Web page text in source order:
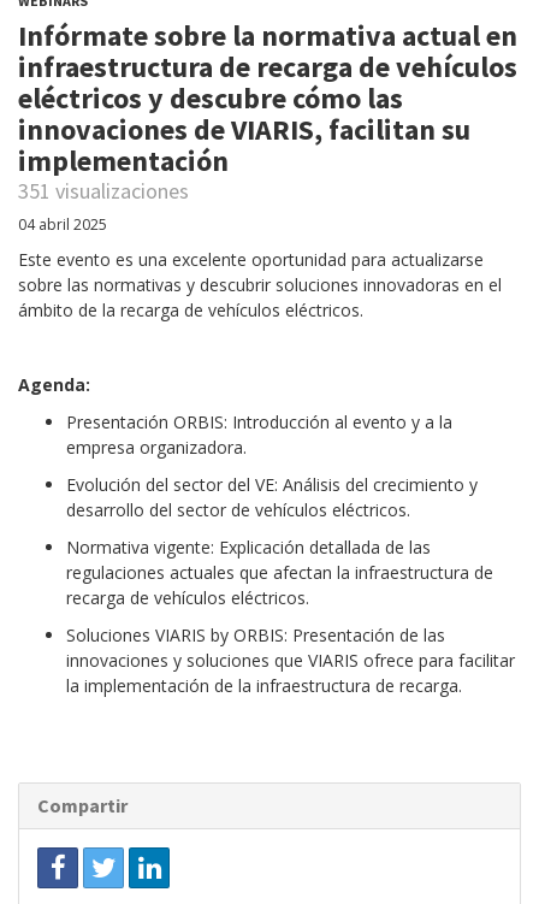
Infórmate sobre la normativa actual en
infraestructura de recarga de vehículos
eléctricos y descubre cómo las
innovaciones de VIARIS, facilitan su
implementación
351 visualizaciones
04 abril 2025
Este evento es una excelente oportunidad para actualizarse
sobre las normativas y descubrir soluciones innovadoras en el
ámbito de la recarga de vehículos eléctricos.
Agenda:
Presentación ORBIS: Introducción al evento y a la
empresa organizadora.
Evolución del sector del VE: Análisis del crecimiento y
desarrollo del sector de vehículos eléctricos.
Normativa vigente: Explicación detallada de las
regulaciones actuales que afectan la infraestructura de
recarga de vehículos eléctricos.
Soluciones VIARIS by ORBIS: Presentación de las
innovaciones y soluciones que VIARIS ofrece para facilitar
la implementación de la infraestructura de recarga.
Compartir